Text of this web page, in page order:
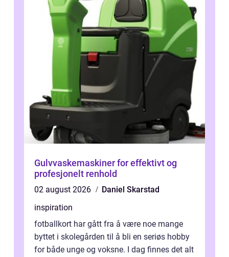
Gulvvaskemaskiner for effektivt og
profesjonelt renhold
02 august 2026
Daniel Skarstad
inspiration
fotballkort har gått fra å være noe mange
byttet i skolegården til å bli en seriøs hobby
for både unge og voksne. I dag finnes det alt